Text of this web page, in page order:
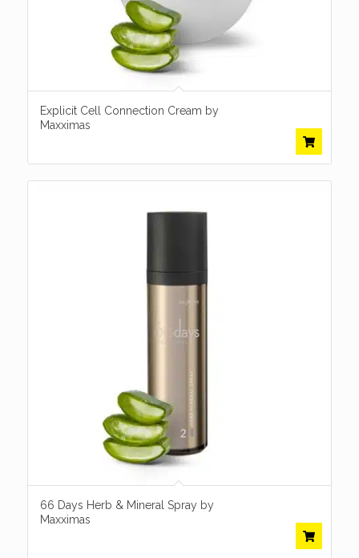
Explicit Cell Connection Cream by
Maxximas
66 Days Herb & Mineral Spray by
Maxximas